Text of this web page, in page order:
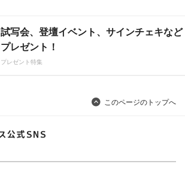
試写会、登壇イベント、サインチェキなど
プレゼント！
プレゼント特集
このページのトップへ